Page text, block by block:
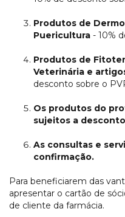
Produtos de
Puericultura - 10%
Produtos de
Veterinária e
desconto sobre o
Os produtos do
sujeitos a
As consultas e
confirmação.
Para beneficiarem das
apresentar o cartão de
de cliente da farmácia.